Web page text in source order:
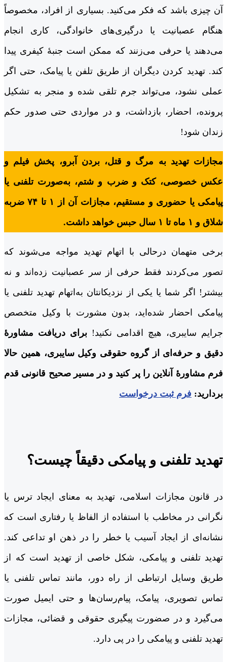
آن چیزی باشد که فکر می‌کنید. بسیاری از افراد، مخصوصاً
هنگام عصبانیت یا درگیری‌های خانوادگی، کاری انجام
می‌دهند یا حرفی می‌زنند که ممکن است جنبۀ کیفری پیدا
کند. تهدید کردن دیگران از طریق تلفن یا پیامک، حتی اگر
عملی نشود، می‌تواند جرم تلقی شده و منجر به تشکیل
پرونده، احضار، بازداشت، و در مواردی حتی صدور حکم
زندان شود!
مجازات تهدید به مرگ و قتل، بردن آبرو، پخش فیلم و
عکس خصوصی، کتک و ضرب و شتم، به‌صورت تلفنی یا
پیامکی یا حضوری و مستقیم، مجازات آن از ۱ تا ۷۴ ضربه
شلاق و ۱ ماه تا ۱ سال حبس خواهد داشت.
برخی متهمان درحالی با اتهام تهدید مواجه می‌شوند که
تصور می‌کردند فقط حرفی از سر عصبانیت زده‌اند و نه
بیشتر! اگر شما یا یکی از نزدیکانتان به‌اتهام تهدید تلفنی یا
پیامکی احضار شده‌اید، بدون مشورت با وکیل متخصص
جرایم سایبری، هیچ اقدامی نکنید! برای دریافت مشاورۀ
دقیق و حرفه‌ای از گروه حقوقی وکیل سایبری، همین حالا
فرم مشاورۀ آنلاین را پر کنید و در مسیر صحیح قانونی قدم
بردارید: فرم ثبت درخواست
تهدید تلفنی و پیامکی دقیقاً چیست؟
در قانون مجازات اسلامی، تهدید به معنای ایجاد ترس یا
نگرانی در مخاطب با استفاده از الفاظ یا رفتاری است که
نشانه‌ای از ایجاد آسیب یا خطر را در ذهن او تداعی کند.
تهدید تلفنی و پیامکی، شکل خاصی از تهدید است که از
طریق وسایل ارتباطی از راه دور، مانند تماس تلفنی یا
تماس تصویری، پیامک، پیام‌رسان‌ها و حتی ایمیل صورت
می‌گیرد و در صضورت پیگیری حقوقی و قضائی، مجازات
تهدید تلفنی و پیامکی را در پی دارد.